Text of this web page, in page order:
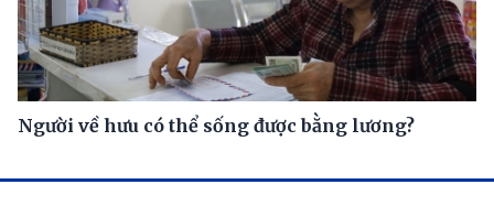
Người về hưu có thể sống được bằng lương?